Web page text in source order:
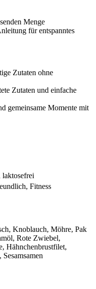
Menge
für entspanntes
Zutaten ohne
Zutaten und einfache
gemeinsame Momente mit
laktosefrei
Fitness
Knoblauch, Möhre, Pak
Rote Zwiebel,
Hähnchenbrustfilet,
Sesamsamen